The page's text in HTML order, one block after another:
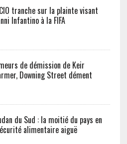
tranche sur la plainte visant
Infantino à la FIFA
de démission de Keir
Downing Street dément
du Sud : la moitié du pays en
alimentaire aiguë